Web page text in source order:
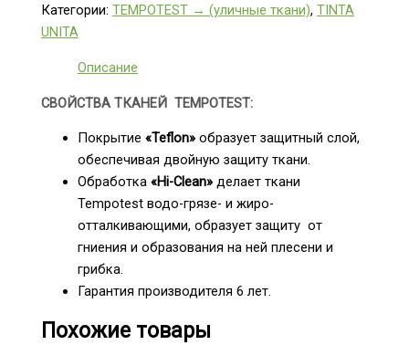
Категории:TEMPOTEST → (уличные ткани),TINTA
UNITA
Описание
СВОЙСТВА ТКАНЕЙ TEMPOTEST:
Покрытие«Teflon» образует защитный слой,
обеспечивая двойную защиту ткани.
Обработка«Hi-Clean» делает ткани
Tempotest водо-грязе- и жиро-
отталкивающими, образует защиту от
гниения и образования на ней плесени и
грибка.
Гарантия производителя 6 лет.
Похожие товары